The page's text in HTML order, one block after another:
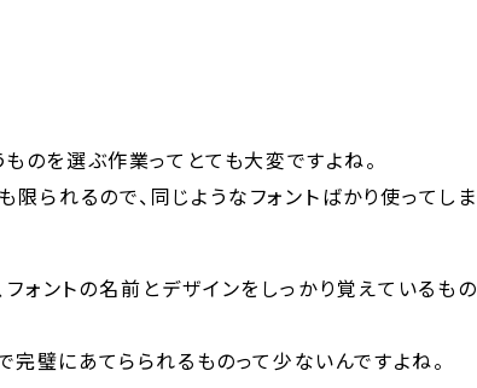
のを選ぶ作業ってとても大変ですよね。
られるので、同じようなフォントばかり使ってしま
ォントの名前とデザインをしっかり覚えているもの
璧にあてらられるものって少ないんですよね。